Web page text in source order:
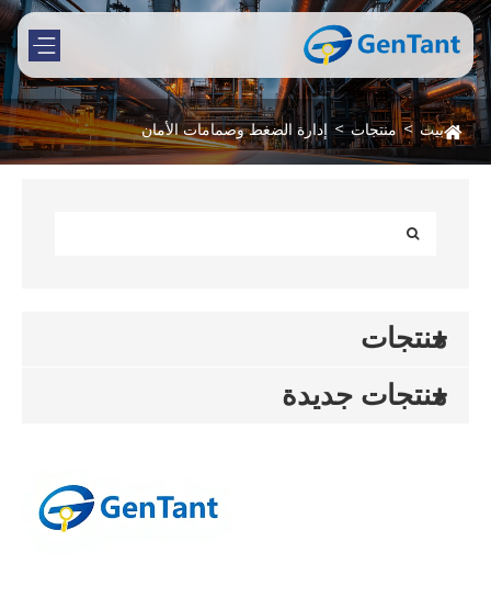
بيت منتجات إدارة الضغط وصمامات الأمان
منتجات
منتجات جديدة